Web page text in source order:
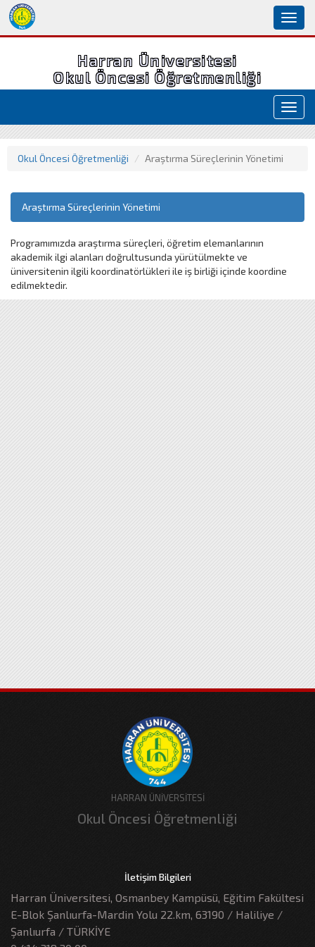
Harran Üniversitesi
Okul Öncesi Öğretmenliği
Okul Öncesi Öğretmenliği Araştırma Süreçlerinin Yönetimi
Araştırma Süreçlerinin Yönetimi
Programımızda araştırma süreçleri, öğretim elemanlarının
akademik ilgi alanları doğrultusunda yürütülmekte ve
üniversitenin ilgili koordinatörlükleri ile iş birliği içinde koordine
edilmektedir.
HARRAN ÜNİVERSİTESİ
Okul Öncesi Öğretmenliği
İletişim Bilgileri
Harran Üniversitesi, Osmanbey Kampüsü, Eğitim Fakültesi
E-Blok Şanlıurfa-Mardin Yolu 22.km, 63190 / Haliliye /
Şanlıurfa / TÜRKİYE